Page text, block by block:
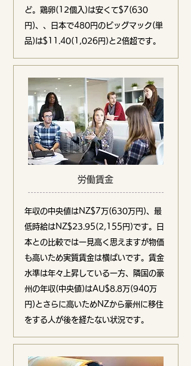
ど。鶏卵(12個入)は安くて$7(630
円)、、日本で480円のビッグマック(単
品)は$11.40(1,026円)と2倍超です。
労働賃金
年収の中央値はNZ$7万(630万円)、最
低時給はNZ$23.95(2,155円)です。日
本との比較では一見高く思えますが物価
も高いため実質賃金は横ばいです。賃金
水準は年々上昇している一方、隣国の豪
州の年収(中央値)はAU$8.8万(940万
円)とさらに高いためNZから豪州に移住
をする人が後を経たない状況です。